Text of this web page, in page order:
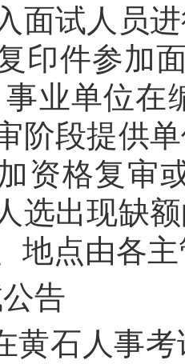
面试人员
印件参加
业单位在
阶段提供
资格复审
选出现缺
地点由各
告
黄石人事